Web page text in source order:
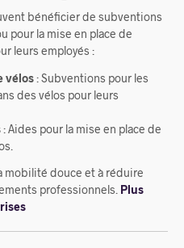
bénéficier de subventions
pour la mise en place de
leurs employés :
vélos: Subventions pour les
des vélos pour leurs
: Aides pour la mise en place de
mobilité douce et à réduire
professionnels. Plus